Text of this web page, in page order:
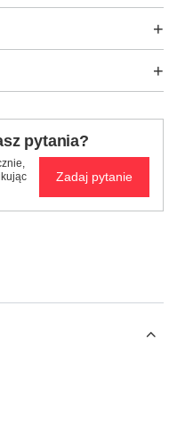
pytania?
Zadaj pytanie